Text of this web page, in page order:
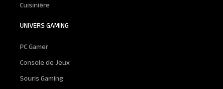
Cuisinière
UNIVERS GAMING
PC Gamer
Console de Jeux
Souris Gaming